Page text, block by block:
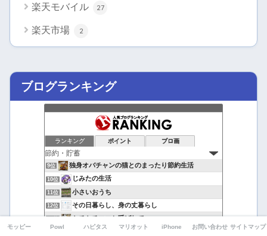
楽天モバイル 27
楽天市場 2
ブログランキング
ランキング ポイント ブロ画
9位 独身オバチャンの猫とのまったり節約生活
10位 じみたの生活
11位 小さいおうち
12位 その日暮らし、身の丈暮らし
ケチケチママと呼ばれて
やりくりななえ.com
モッピー Powl ハピタス マリオット iPhone お問い合わせ サイトマップ